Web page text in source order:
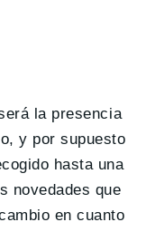
la presencia
y por supuesto
hasta una
novedades que
en cuanto